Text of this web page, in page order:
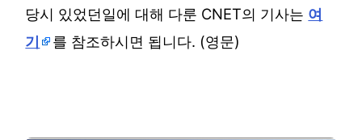
당시 있었던일에 대해 다룬 CNET의 기사는 여
기
를 참조하시면 됩니다. (영문)